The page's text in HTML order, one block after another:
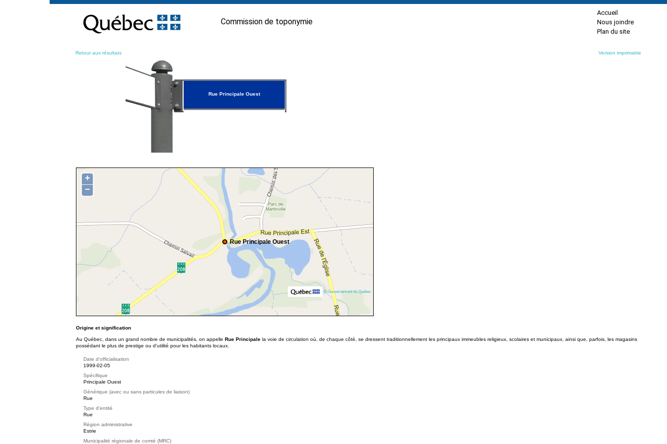
contenu
Commission de toponymie
Accueil
Nous joindre
Plan du site
Retour aux résultats Version imprimable
Rue Principale Ouest
Rue Principale Ouest
+
−
© Gouvernement du Québec
Origine et signification
Au Québec, dans un grand nombre de municipalités, on appelle Rue Principale la voie de circulation où, de chaque côté, se dressent traditionnellement les principaux immeubles religieux, scolaires et municipaux, ainsi que, parfois, les magasins
possédant le plus de prestige ou d'utilité pour les habitants locaux.
Date d'officialisation
1999-02-05
Spécifique
Principale Ouest
Générique (avec ou sans particules de liaison)
Rue
Type d'entité
Rue
Région administrative
Estrie
Municipalité régionale de comté (MRC)